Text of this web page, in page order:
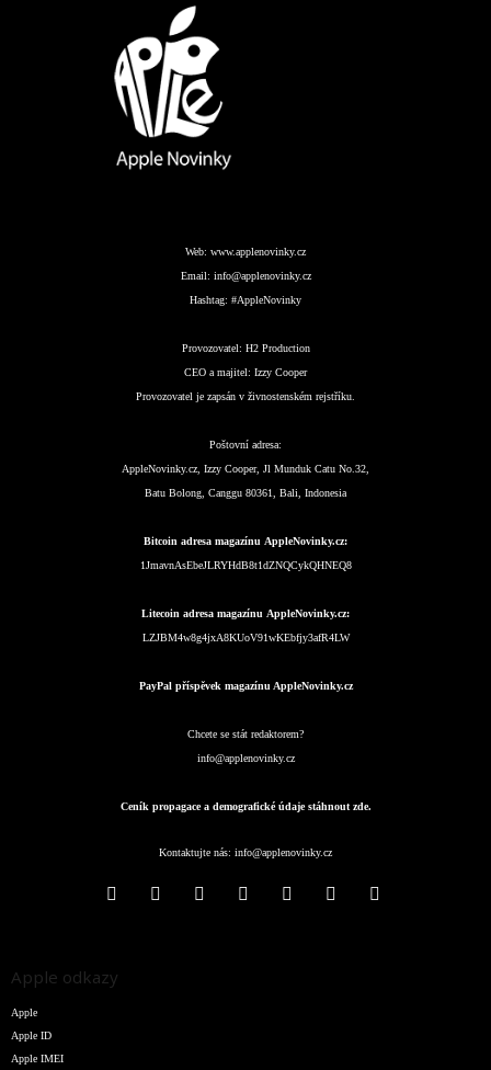
Web: www.applenovinky.cz
Email: info@applenovinky.cz
Hashtag: #AppleNovinky
Provozovatel: H2 Production
CEO a majitel: Izzy Cooper
Provozovatel je zapsán v živnostenském rejstříku.
Poštovní adresa:
AppleNovinky.cz, Izzy Cooper, Jl Munduk Catu No.32,
Batu Bolong, Canggu 80361, Bali, Indonesia
Bitcoin adresa magazínu AppleNovinky.cz:
1JmavnAsEbeJLRYHdB8t1dZNQCykQHNEQ8
Litecoin adresa magazínu AppleNovinky.cz:
LZJBM4w8g4jxA8KUoV91wKEbfjy3afR4LW
PayPal příspěvek magazínu AppleNovinky.cz
Chcete se stát redaktorem?
info@applenovinky.cz
Ceník propagace a demografické údaje stáhnout zde.
Kontaktujte nás: info@applenovinky.cz
Apple odkazy
Apple
Apple ID
Apple IMEI